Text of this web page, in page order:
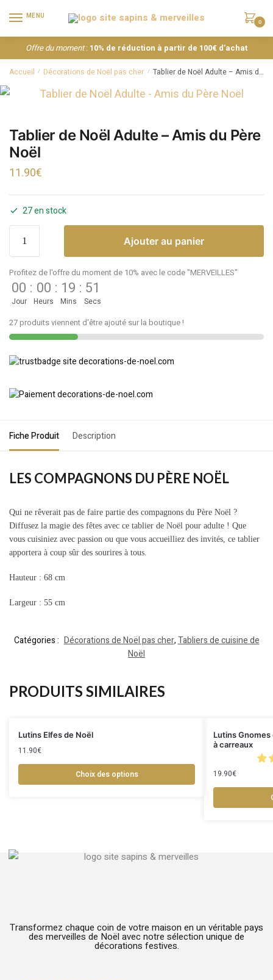
MENU
0
Offre du moment: 10% de réduction à partir de 100€ d’achat
Accueil / Décorations de Noël pas cher / Tablier de Noël Adulte – Amis du Père Noël
Tablier de Noël Adulte – Amis du Père
Noël
11.90€
27 en stock
Ajouter au panier
Profitez de l'offre du moment de 10% avec le code "MERVEILLES"
00
Jour
: 00
Heurs
: 19
Mins
: 51
Secs
27 produits viennent d'être ajouté sur la boutique !
Fiche Produit Description
LES COMPAGNONS DU PÈRE NOËL
Qui ne rêverait pas de faire partie des compagnons du Père Noël ?
Diffusez la magie des fêtes avec ce tablier de Noël pour adulte ! Que
vous cuisiniez avec passion ou que vous accueilliez des invités, ce tablier
apportera à coup sûr des sourires à tous.
Hauteur : 68 cm
Largeur : 55 cm
Catégories : Décorations de Noël pas cher,Tabliers de cuisine de
Noël
PRODUITS SIMILAIRES
Lutins Elfes de Noël
11.90€
Choix des options
Lutins Gnomes
à carreaux
19.90€
Transformez chaque coin de votre maison en un véritable pays
des merveilles de Noël avec notre sélection unique de
décorations festives.